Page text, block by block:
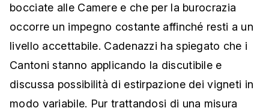
bocciate alle Camere e che per la burocrazia
occorre un impegno costante affinché resti a un
livello accettabile. Cadenazzi ha spiegato che i
Cantoni stanno applicando la discutibile e
discussa possibilità di estirpazione dei vigneti in
modo variabile. Pur trattandosi di una misura